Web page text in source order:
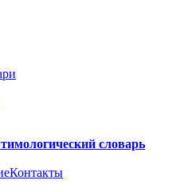
словарь
Контакты